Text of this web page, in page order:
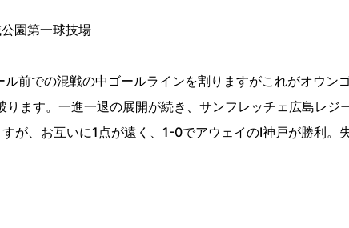
園第一球技場
前での混戦の中ゴールラインを割りますがこれがオウン
ります。一進一退の展開が続き、サンフレッチェ広島レジ
が、お互いに1点が遠く、1-0でアウェイのI神戸が勝利。